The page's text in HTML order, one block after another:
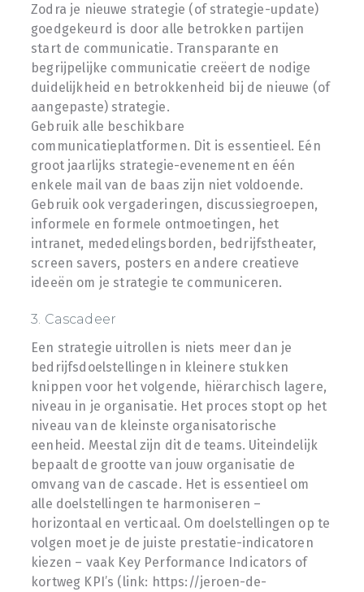
Zodra je nieuwe strategie (of strategie-update)
goedgekeurd is door alle betrokken partijen
start de communicatie. Transparante en
begrijpelijke communicatie creëert de nodige
duidelijkheid en betrokkenheid bij de nieuwe (of
aangepaste) strategie.
Gebruik alle beschikbare
communicatieplatformen. Dit is essentieel. Eén
groot jaarlijks strategie-evenement en één
enkele mail van de baas zijn niet voldoende.
Gebruik ook vergaderingen, discussiegroepen,
informele en formele ontmoetingen, het
intranet, mededelingsborden, bedrijfstheater,
screen savers, posters en andere creatieve
ideeën om je strategie te communiceren.
3. Cascadeer
Een strategie uitrollen is niets meer dan je
bedrijfsdoelstellingen in kleinere stukken
knippen voor het volgende, hiërarchisch lagere,
niveau in je organisatie. Het proces stopt op het
niveau van de kleinste organisatorische
eenheid. Meestal zijn dit de teams. Uiteindelijk
bepaalt de grootte van jouw organisatie de
omvang van de cascade. Het is essentieel om
alle doelstellingen te harmoniseren –
horizontaal en verticaal. Om doelstellingen op te
volgen moet je de juiste prestatie-indicatoren
kiezen – vaak Key Performance Indicators of
kortweg KPI’s (link: https://jeroen-de-